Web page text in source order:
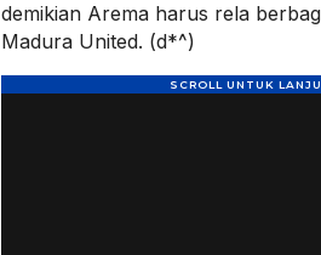
demikian Arema harus rela
Madura United. (d*^)